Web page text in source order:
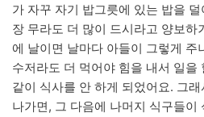
가 자꾸 자기 밥그릇에 있는 밥을
장 무라도 더 많이 드시라고 양보하
에 날이면 날마다 아들이 그렇게 주
수저라도 더 먹어야 힘을 내서 일을
같이 식사를 안 하게 되었어요. 그
나가면, 그 다음에 나머지 식구들이